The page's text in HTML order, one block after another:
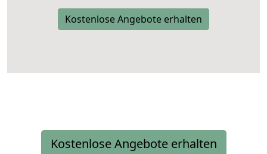
Kostenlose Angebote erhalten
Kostenlose Angebote erhalten